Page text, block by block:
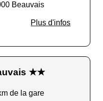
Beauvais
Plus d'infos
★★
de la gare